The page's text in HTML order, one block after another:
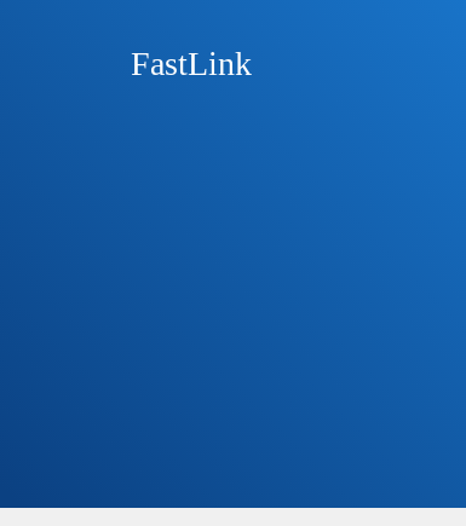
FastLink